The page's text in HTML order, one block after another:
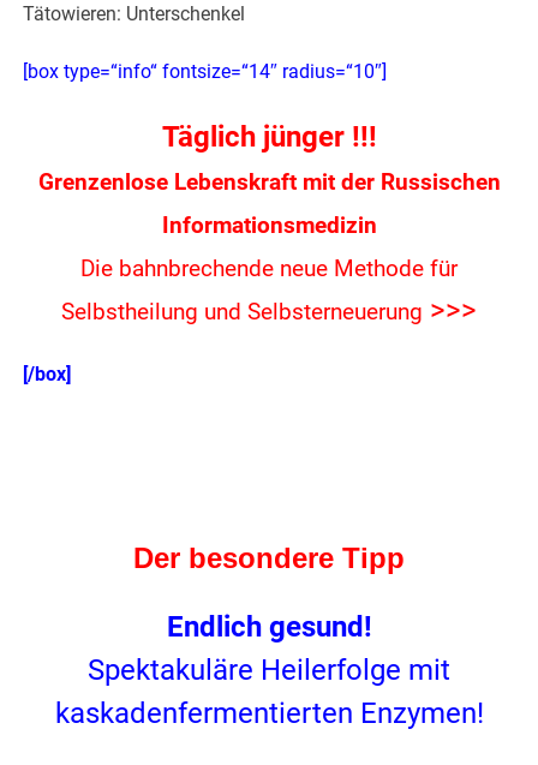
Tätowieren: Unterschenkel
[box type=“info“ fontsize=“14″ radius=“10″]
Täglich jünger !!!
Grenzenlose Lebenskraft mit der Russischen
Informationsmedizin
Die bahnbrechende neue Methode für
Selbstheilung und Selbsterneuerung >>>
[/box]
Der besondere Tipp
Endlich gesund!
Spektakuläre Heilerfolge mit
kaskadenfermentierten Enzymen!